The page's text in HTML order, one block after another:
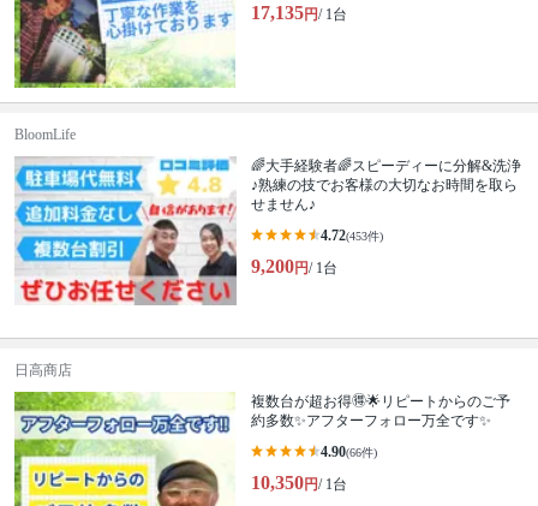
17,135円/ 1台
BloomLife
🌈大手経験者🌈スピーディーに分解&洗浄
♪熟練の技でお客様の大切なお時間を取ら
せません♪
4.72(453件)
9,200円/ 1台
日高商店
複数台が超お得🉐🌟リピートからのご予
約多数✨アフターフォロー万全です✨
4.90(66件)
10,350円/ 1台